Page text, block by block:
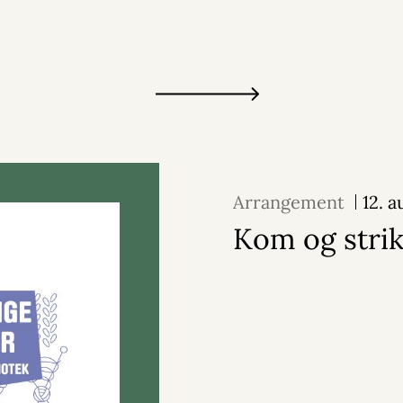
Arrangement 12.
Kom og strik